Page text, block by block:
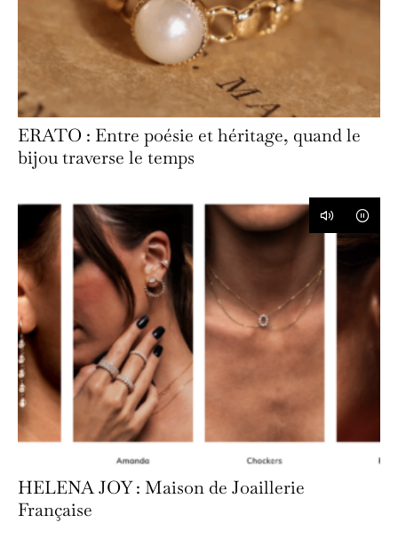
ERATO : Entre poésie et héritage, quand le
bijou traverse le temps
HELENA JOY : Maison de Joaillerie
Française